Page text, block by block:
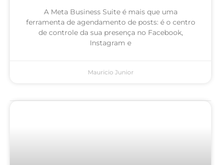
A Meta Business Suite é mais que uma
ferramenta de agendamento de posts: é o centro
de controle da sua presença no Facebook,
Instagram e
Mauricio Junior